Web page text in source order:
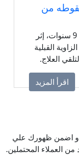
من
أصيب الطفل عمر ضاحي شعبان، 9 سنوات، إثر
القبلية
العلاج.
اقرأ المزيد
و اضمن ظهورك علي
العملاء المحتملين.